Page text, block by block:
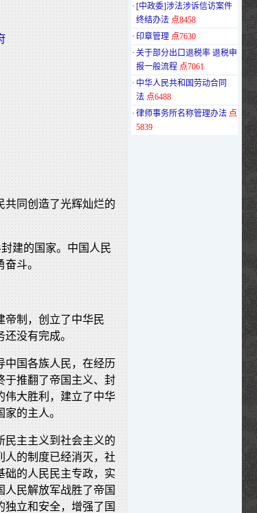
共同创造了光辉灿烂的
建的国家。中国人民
奋斗。
帝制，创立了中华民
还没有完成。
中国各族人民，在经历
于推翻了帝国主义、封
伟大胜利，建立了中华
家的主人。
民主主义到社会主义的
人的制度已经消灭，社
础的人民民主专政，实
人民解放军战胜了帝国
独立和安全，增强了国
· [中政委]涉法涉诉信访案件
终结办法 点8458
· 印章管理 点7630
· 关于部分出口退税率 退税申
报一般流程 点7061
· 中华人民共和国劳动合同
法 点6488
· 律师事务所名称管理办法 点
5839